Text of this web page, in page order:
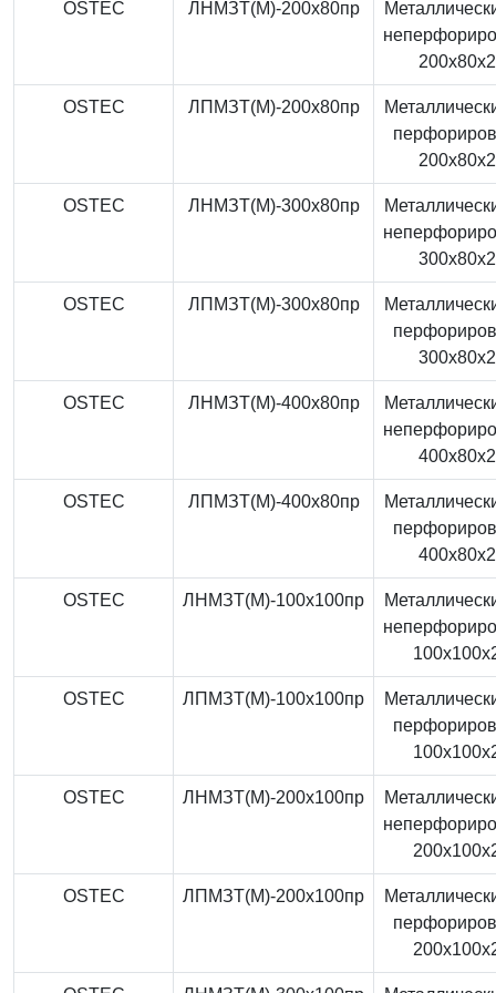
OSTEC ЛНМЗТ(М)-200x80пр
OSTEC ЛПМЗТ(М)-200x80пр
OSTEC ЛНМЗТ(М)-300x80пр
OSTEC ЛПМЗТ(М)-300x80пр
OSTEC ЛНМЗТ(М)-400x80пр
OSTEC ЛПМЗТ(М)-400x80пр
OSTEC ЛНМЗТ(М)-100x100пр
OSTEC ЛПМЗТ(М)-100x100пр
OSTEC ЛНМЗТ(М)-200x100пр
OSTEC ЛПМЗТ(М)-200x100пр